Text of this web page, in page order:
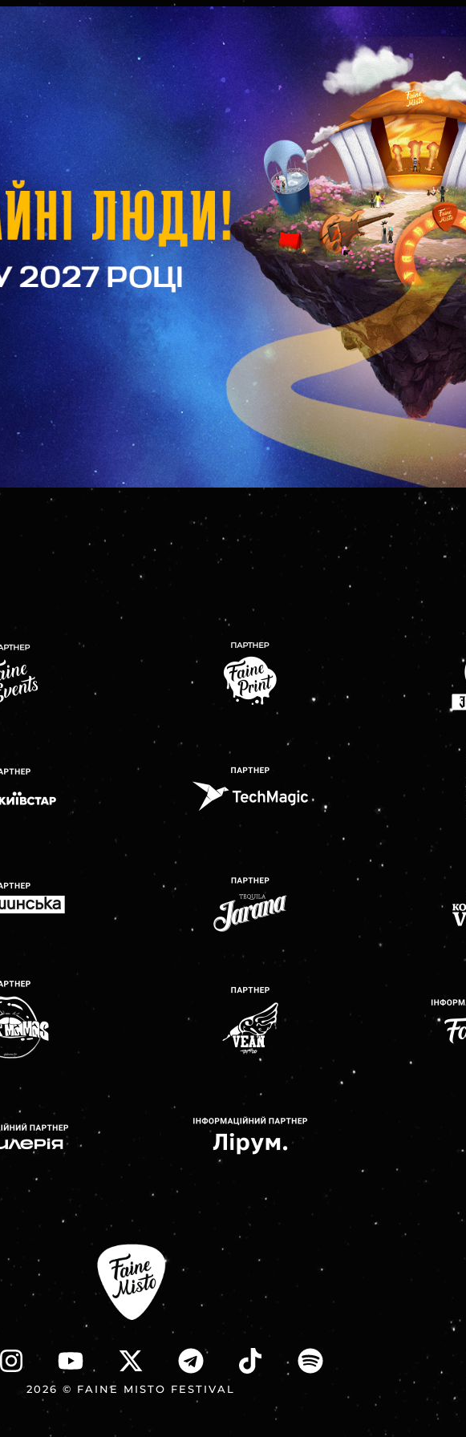
2026 © FAINE MISTO FESTIVAL